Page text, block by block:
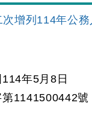
次增列114年公
年5月8日
1141500442號